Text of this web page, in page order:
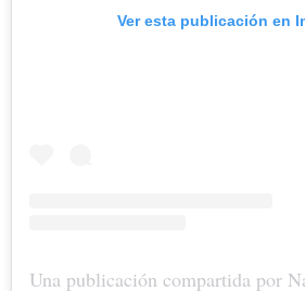
Ver esta publicación en